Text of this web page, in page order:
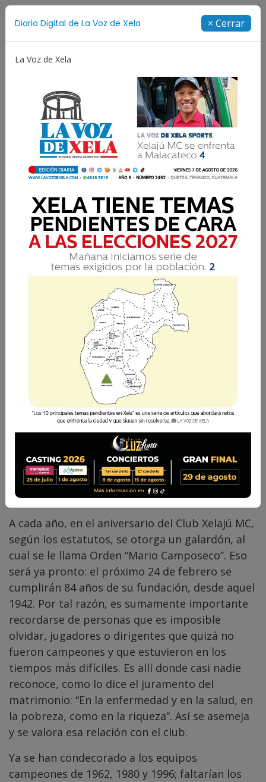
Diario Digital de La Voz de Xela × Cerrar
La Voz de Xela
¿A quién deberían darle la
Orden Mario Camposeco?
Desde ya, feliz cumpleaños, querido Xelajú MC.
Que vivan esos 84 años de historia de un equipo
que mueve a toda una ciudad y sus alrededores.
Hugo Siliezar López 22 Enero 2026 15:25
A cada año, en el aniversario del Club Xelajú MC,
según los estatutos, se otorga un galardón, al
cual se le llama Orden “Mario Camposeco”. Eso
será ya pronto: el próximo 24 de febrero se
cumplirán 84 años de su fundación, desde aquel
1942. Por tal razón, es sumamente importante
recordarse de personas que es imposible
olvidar, jugadores o dirigentes que quizá no
fueron campeones y que estuvieron en los
tiempos más difíciles. Es allí donde casi nadie
reconoce, como lo dice el juramento del
matrimonio: “En la enfermedad y en la salud, en
la pobreza, como en la riqueza”. Así se asemeja
y se valora esa relación con el club.
Ya se han condecorado a los equipos
campeones de 1962, 1980 y 1996; faltarían los